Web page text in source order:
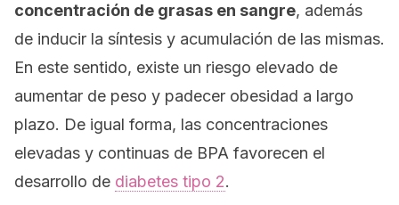
concentración de grasas en sangre, además
de inducir la síntesis y acumulación de las mismas.
En este sentido, existe un riesgo elevado de
aumentar de peso y padecer obesidad a largo
plazo. De igual forma, las concentraciones
elevadas y continuas de BPA favorecen el
desarrollo de diabetes tipo 2.